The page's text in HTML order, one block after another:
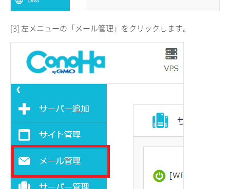
[3] 左メニューの「メール管理」をクリックします。